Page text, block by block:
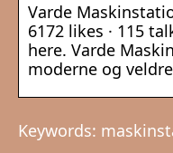
Varde
6172 likes · 115
here. Varde
moderne og
Keywords: